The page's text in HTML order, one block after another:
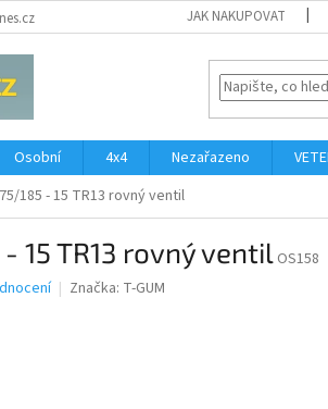
JAK NAKUPOVAT
Osobní 4x4 Nezařazeno
185 - 15 TR13 rovný ventil
- 15 TR13 rovný ventil OS158
Značka: T-GUM